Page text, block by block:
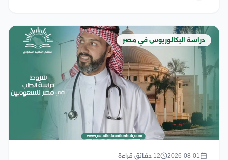
دراسة البكالوريوس في مصر
2026-08-01 12 دقائق قراءة